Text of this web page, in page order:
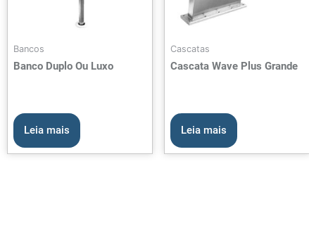
Bancos
Banco Duplo Ou Luxo
Leia mais
Cascatas
Cascata Wave Plus Grande
Leia mais